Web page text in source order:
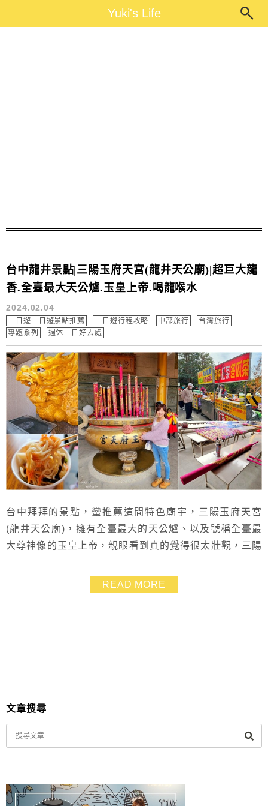
Yuki's LifeYuki's Life
台中龍井景點|三陽玉府天宮(龍井天公廟)|超巨大龍
香.全臺最大天公爐.玉皇上帝.喝龍喉水
2024.02.04
一日遊二日遊景點推薦 一日遊行程攻略 中部旅行
台灣旅行
專題系列
週休二日好去處
台中拜拜的景點，蠻推薦這間特色廟宇，三陽玉府天宮
(龍井天公廟)，擁有全臺最大的天公爐、以及號稱全臺最
大尊神像的玉皇上帝，親眼看到真的覺得很太壯觀，三陽
三陽玉府天宮最近紅的不得了！可趁著放假就到台中龍井
的三陽玉府天宮鑽天公爐、喝龍喉水，祈求財運亨通平安
READ MORE
文章搜尋